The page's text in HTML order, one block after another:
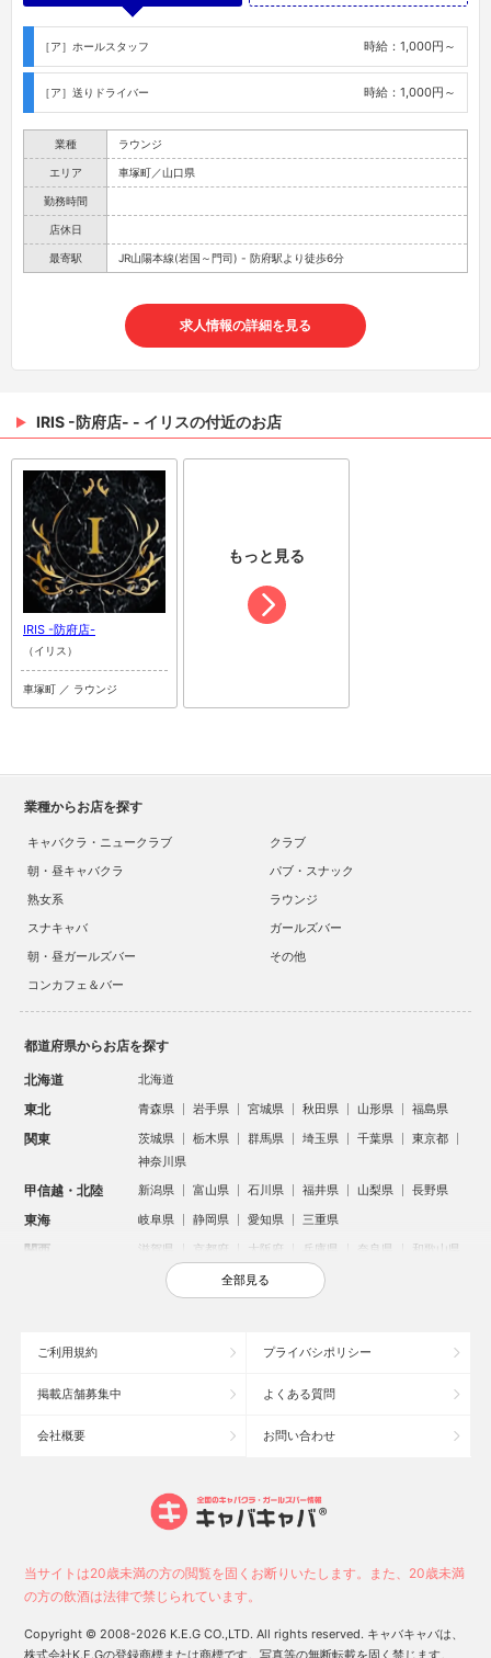
スタッフ キャスト
［ア］ホールスタッフ 時給：1,000円～
［ア］送りドライバー 時給：1,000円～
業種 ラウンジ
エリア 車塚町／山口県
勤務時間
店休日
最寄駅 JR山陽本線(岩国～門司) - 防府駅より徒歩6分
求人情報の詳細を見る
IRIS -防府店- - イリスの付近のお店
IRIS -防府店-
（イリス）
車塚町 ／ ラウンジ
もっと見る
業種からお店を探す
キャバクラ・ニュークラブ
クラブ
朝・昼キャバクラ
パブ・スナック
熟女系
ラウンジ
スナキャバ
ガールズバー
朝・昼ガールズバー
その他
コンカフェ＆バー
都道府県からお店を探す
北海道 北海道
東北 青森県 岩手県 宮城県 秋田県 山形県 福島県
関東 茨城県 栃木県 群馬県 埼玉県 千葉県
東京都
神奈川県
甲信越・北陸 新潟県 富山県 石川県 福井県 山梨県 長野県
東海 岐阜県 静岡県 愛知県 三重県
関西 滋賀県 京都府 大阪府 兵庫県 奈良県 和歌山県
鳥取県 島根県 岡山県 広島県
沖縄県
大宮のキャバクラ
新潟市のキャバクラ
高崎市のキャバクラ
新潟駅前のキャバクラ
全部見る
ご利用規約 プライバシポリシー
掲載店舗募集中 よくある質問
会社概要 お問い合わせ
当サイトは20歳未満の方の閲覧を固くお断りいたします。また、20歳未満
の方の飲酒は法律で禁じられています。
Copyright © 2008-2026 K.E.G CO.,LTD. All rights reserved. キャバキャバは、